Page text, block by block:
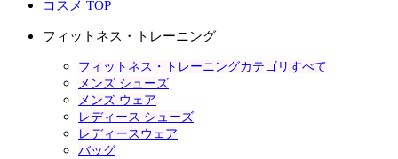
コスメ TOP
フィットネス・トレーニング
フィットネス・トレーニングカテゴリすべて
メンズ シューズ
メンズ ウェア
レディース シューズ
レディースウェア
バッグ